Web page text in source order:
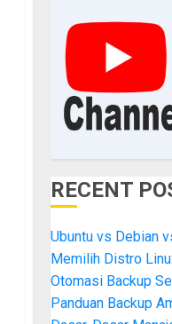
RECENT
Ubuntu vs Debian
Memilih Distro
Otomasi Backup
Panduan Backup